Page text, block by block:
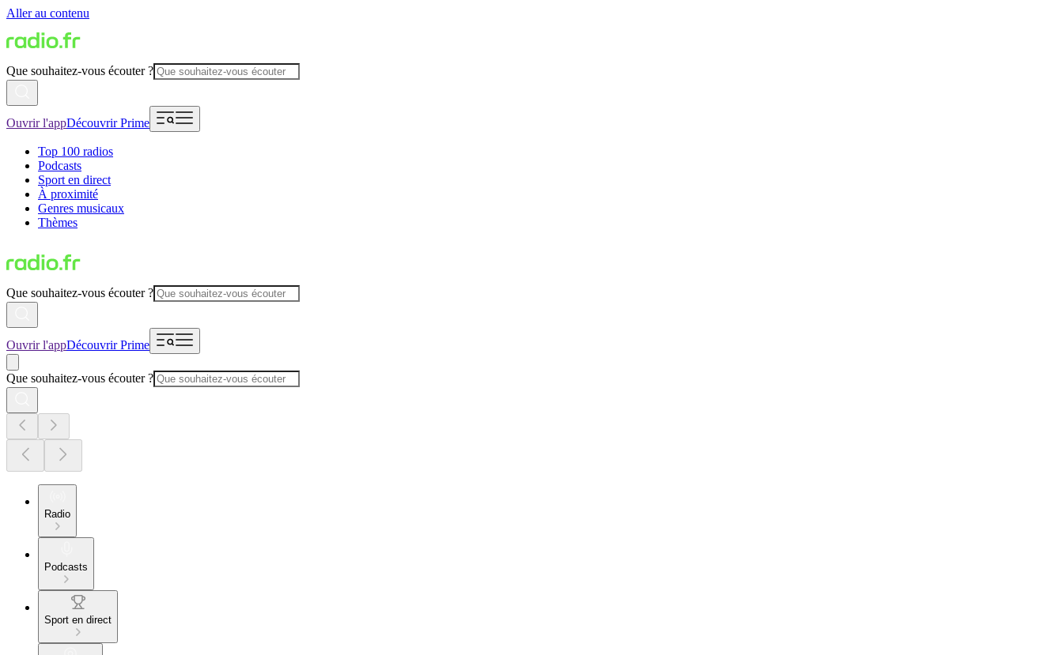
Aller au contenu
Que souhaitez-vous écouter ?
Ouvrir l'appDécouvrir Prime
Top 100 radios
Podcasts
Sport en direct
À proximité
Genres musicaux
Thèmes
Que souhaitez-vous écouter ?
Ouvrir l'appDécouvrir Prime
Que souhaitez-vous écouter ?
Radio
Podcasts
Sport en direct